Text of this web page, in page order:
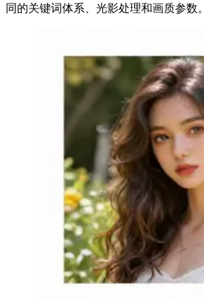
同的关键词体系、光影处理和画质参数。